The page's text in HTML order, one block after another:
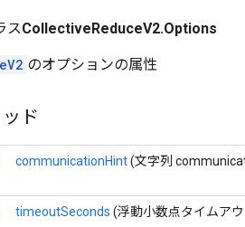
スCollectiveReduceV2.Options
のオプションの属性
ド
communicationHint(文字列
timeoutSeconds (浮動小数点タイムア